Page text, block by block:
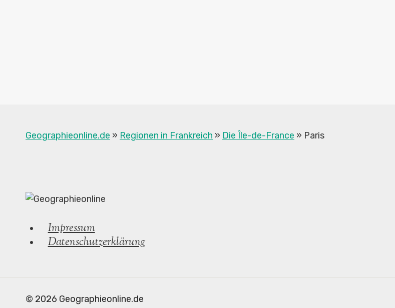
Geographieonline.de » Regionen in Frankreich » Die Île-de-France » Paris
Impressum
Datenschutzerklärung
© 2026 Geographieonline.de